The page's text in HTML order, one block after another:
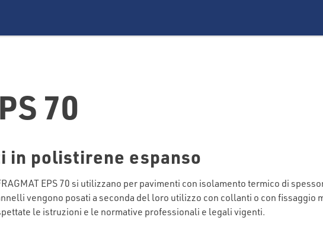
70
in polistirene espanso
EPS 70 si utilizzano per pavimenti con isolamento termico di
vengono posati a seconda del loro utilizzo con collanti o con fissaggio
le istruzioni e le normative professionali e legali vigenti.